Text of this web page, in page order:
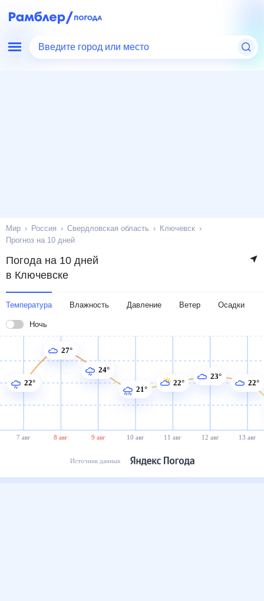
Введите город или место
Мир Россия Свердловская область
Ключевск
Прогноз на 10 дней
Погода на 10 дней
в Ключевске
Температура Влажность Давление Ветер Осадки
Ночь
7 авг 8 авг 9 авг 10 авг 11 авг 12 авг 13 авг
22°
27°
24°
21°
22°
23°
22°
Источник данных